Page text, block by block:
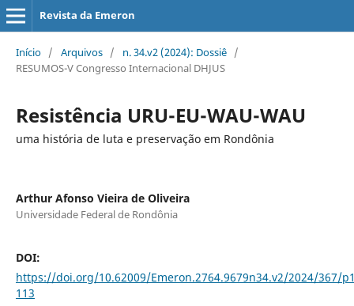
Revista da Emeron
Início / Arquivos / n. 34.v2 (2024): Dossiê /
RESUMOS-V Congresso Internacional DHJUS
Resistência URU-EU-WAU-WAU
uma história de luta e preservação em Rondônia
Arthur Afonso Vieira de Oliveira
Universidade Federal de Rondônia
DOI:
https://doi.org/10.62009/Emeron.2764.9679n34.v2/2024/367/
113